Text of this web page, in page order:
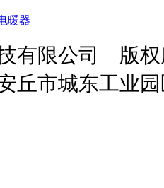
暖器
技有限公司
丘市城东工业